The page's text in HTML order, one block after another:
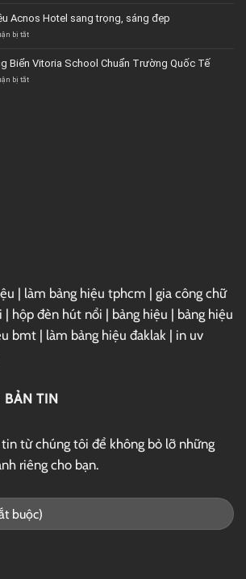
hiệu
showroom
Acnos Hotel sang trọng, sáng đẹp
bị tắtở
Hiệu
Acnos
Biển Vitoria School Chuẩn Trường Quốc Tế
bị tắtở
| làm bảng hiệu tphcm | gia công chữ
| hộp đèn hút nổi | bảng hiệu | bảng hiệu
bmt | làm bảng hiệu đaklak | in uv
TIN
từ chúng tôi để không bỏ lỡ những
riêng cho bạn.